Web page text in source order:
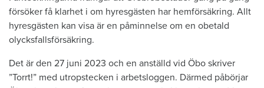
försöker få klarhet i om hyresgästen har hemförsäkring. Allt
hyresgästen kan visa är en påminnelse om en obetald
olycksfallsförsäkring.
Det är den 27 juni 2023 och en anställd vid Öbo skriver
”Torrt!” med utropstecken i arbetsloggen. Därmed påbörjar